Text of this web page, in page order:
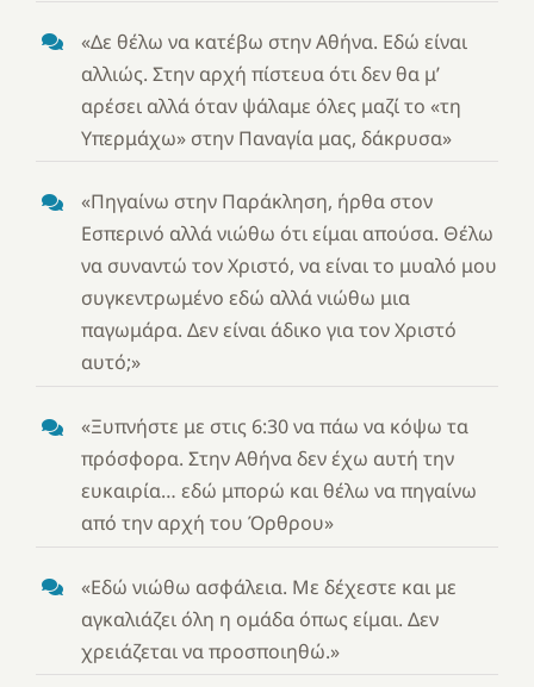
«Δε θέλω να κατέβω στην Αθήνα. Εδώ είναι
αλλιώς. Στην αρχή πίστευα ότι δεν θα μ’
αρέσει αλλά όταν ψάλαμε όλες μαζί το «τη
Υπερμάχω» στην Παναγία μας, δάκρυσα»
«Πηγαίνω στην Παράκληση, ήρθα στον
Εσπερινό αλλά νιώθω ότι είμαι απούσα. Θέλω
να συναντώ τον Χριστό, να είναι το μυαλό μου
συγκεντρωμένο εδώ αλλά νιώθω μια
παγωμάρα. Δεν είναι άδικο για τον Χριστό
αυτό;»
«Ξυπνήστε με στις 6:30 να πάω να κόψω τα
πρόσφορα. Στην Αθήνα δεν έχω αυτή την
ευκαιρία… εδώ μπορώ και θέλω να πηγαίνω
από την αρχή του Όρθρου»
«Εδώ νιώθω ασφάλεια. Με δέχεστε και με
αγκαλιάζει όλη η ομάδα όπως είμαι. Δεν
χρειάζεται να προσποιηθώ.»